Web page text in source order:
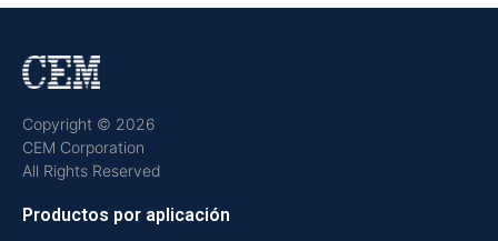
Copyright © 2026
CEM Corporation
All Rights Reserved
Productos por aplicación